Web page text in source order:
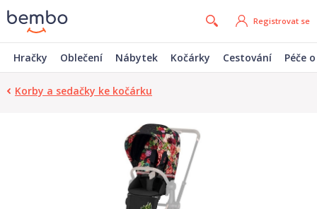
Registrovat se
Hračky Oblečení Nábytek Kočárky Cestování Péče
Korby a sedačky ke kočárku